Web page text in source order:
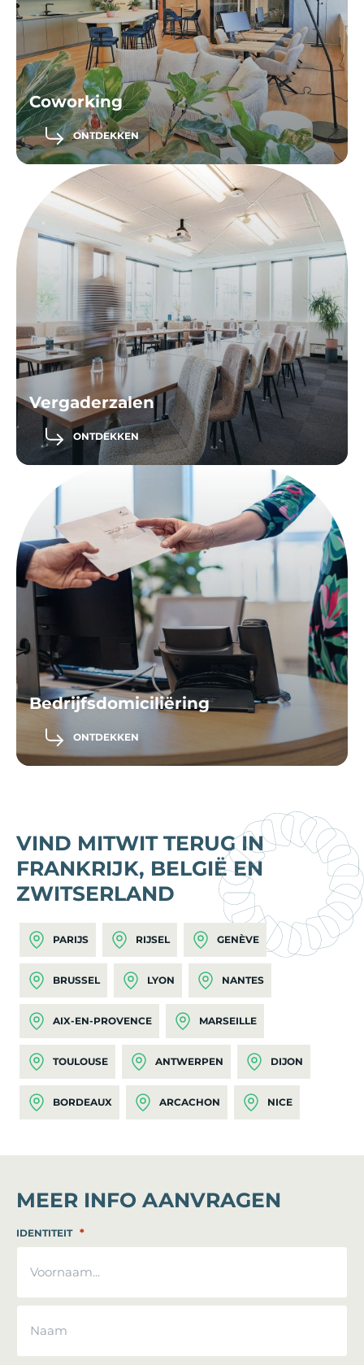
Coworking
ONTDEKKEN
Vergaderzalen
ONTDEKKEN
Bedrijfsdomiciliëring
ONTDEKKEN
VIND MITWIT TERUG IN
FRANKRIJK, BELGIË EN
ZWITSERLAND
PARIJS RIJSEL GENÈVE
BRUSSEL LYON NANTES
AIX-EN-PROVENCE MARSEILLE
TOULOUSE ANTWERPEN DIJON
BORDEAUX ARCACHON NICE
MEER INFO AANVRAGEN
IDENTITEIT *
Voornaam